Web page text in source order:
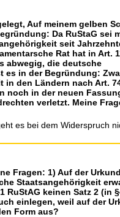
Auf meinem gelben
Da RuStaG sei
seit
Rat hat in Art.
abwegig, die deutsche
es in der Begründung:
den Ländern nach Art.
noch in der neuen
verletzt. Meine
es bei dem Widerspruch
Fragen: 1) Auf der
Staatsangehörigkeit
RuStAG keinen Satz 2 (in
einlegen, weil auf der
Form aus?